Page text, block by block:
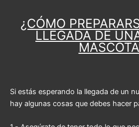
¿CÓMO
LLEGADA DE
Si estás esperando la llegada de un
hay algunas cosas que debes hacer